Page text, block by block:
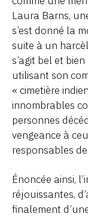
Laura Barns,
s’est donné la
suite à un
s’agit bel et
utilisant son
« cimetière
innombrables
personnes
vengeance à
responsables
Énoncée ainsi,
réjouissantes,
finalement